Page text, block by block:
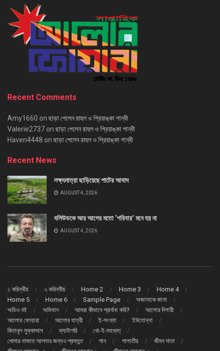
Recent Comments
Amy1660 on ছাড়া পেলেন রাহুল ও প্রিয়াঙ্কা গান্ধী
Valerie2737 on ছাড়া পেলেন রাহুল ও প্রিয়াঙ্কা গান্ধী
Haven4448 on ছাড়া পেলেন রাহুল ও প্রিয়াঙ্কা গান্ধী
Recent News
লক্ষ্যমাত্রা ছাড়িয়েছে পাটের আবাদ
AUGUST 4, 2026
বলিউডকে আর আগের মতো ‘পরিবার’ মনে হয় না
AUGUST 4, 2026
১ করিন্থীয় ২ করিন্থীয় Home 2 Home 3
Home 4
Home 5
Home 6 Sample Page
অজানাকে জানা
অডিও বই
অভিযান আমরা কীভাবে প্রার্থনা করি?
আলোর দিশারী
আলোর ফোয়ারা
আলোর যাত্রী ই-সংখ্যা
ইউহোন্না
কিতাবুল মুক্কাদ্দাস
ক্যাটাগরি
খো-ই-মহব্বত্
খোদার নাজাত আপনার জন্যও প্রস্তুত
গান গালাতীয়
জীবন দাতা